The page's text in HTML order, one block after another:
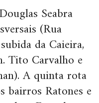
Seabra
(Rua
da Caieira,
Tito Carvalho e
A quinta rota
bairros Ratones e